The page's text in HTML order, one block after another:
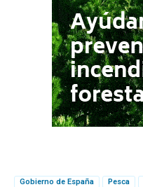
Gobierno de España Pesca